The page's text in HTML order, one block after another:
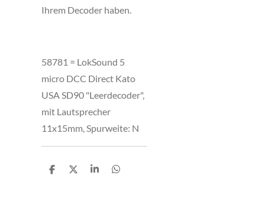
Ihrem Decoder haben.
58781 = LokSound 5
micro DCC Direct Kato
USA SD90 "Leerdecoder",
mit Lautsprecher
11x15mm, Spurweite: N
T
T
T
T